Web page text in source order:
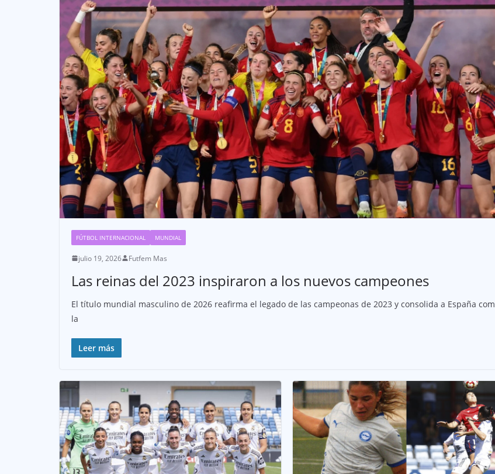
FÚTBOL INTERNACIONAL MUNDIAL
julio 19, 2026 Futfem Mas
Las reinas del 2023 inspiraron a los nuevos campeones
El título mundial masculino de 2026 reafirma el legado de las campeonas de 2023 y consolida a España
la
Leer más